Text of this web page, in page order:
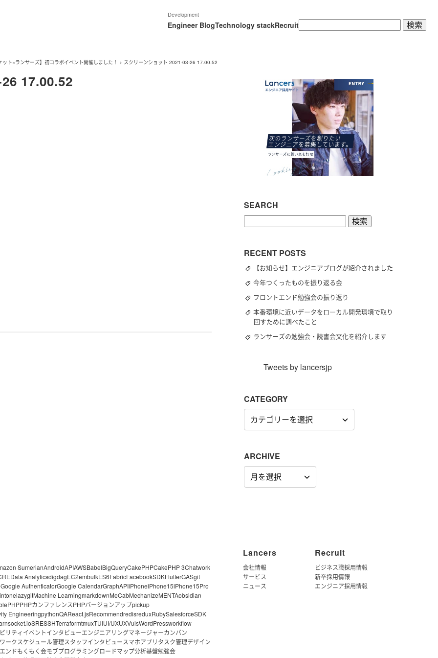
Development
Engineer BlogTechnology stackRecruit検
索:
ット×ランサーズ】初コラボイベント開催しました！ > スクリーンショット 2021-03-26 17.00.52
17.00.52
SEARCH
RECENT POSTS
【お知らせ】エンジニアブログが紹介されました
今年つくったものを振り返る会
フロントエンド勉強会の振り返り
本番環境に近いデータをローカル開発環境で取り
回すために調べたこと
ランサーズの勉強会・読書会文化を紹介します
Tweets by lancersjp
CATEGORY
CATEGORY
ARCHIVE
ARCHIVE
SumerianAndroidAPIAWSBabelBigQueryCakePHPCakePHP 3Chatwork
Data AnalyticsdigdagEC2embulkES6FabricFacebookSDKFlutterGASgit
Google AuthenticatorGoogle CalendarGraphAPIiPhoneiPhone15iPhone15Pro
lazygitMachine LearningmarkdownMeCabMechanizeMENTAobsidian
PHPPHPカンファレンスPHPバージョンアップpickup
EngineeringpythonQAReact.jsRecommendredisreduxRubySalesforceSDK
socket.ioSRESSHTerraformtmuxTUIUI/UXUXVulsWordPressworkflow
リティ イベントインタビューエンジニアリングマネージャーカンバン
ークスケジュール管理スタッフインタビュースマホアプリタスク管理デザイン
ンドもくもく会モブプログラミングロードマップ分析基盤勉強会
Lancers
会社情報
サービス
ニュース
Recruit
ビジネス職採用情報
新卒採用情報
エンジニア採用情報